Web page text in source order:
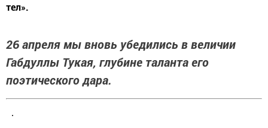
тел».
26 апреля мы вновь убедились в величии
Габдуллы Тукая, глубине таланта его
поэтического дара.